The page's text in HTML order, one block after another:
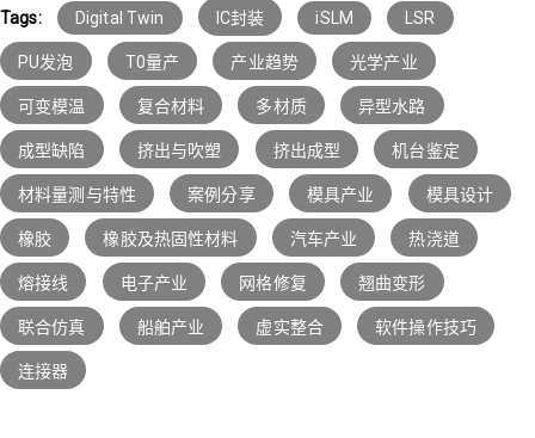
Tags: Digital Twin IC封装 iSLM LSR
PU发泡 T0量产 产业趋势 光学产业
可变模温 复合材料 多材质 异型水路
成型缺陷 挤出与吹塑 挤出成型 机台鉴定
材料量测与特性 案例分享 模具产业 模具设计
橡胶 橡胶及热固性材料 汽车产业 热浇道
熔接线 电子产业 网格修复 翘曲变形
联合仿真 船舶产业 虚实整合 软件操作技巧
连接器